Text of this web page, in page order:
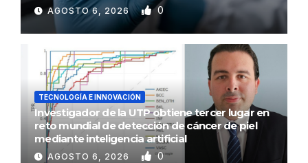
AGOSTO 6, 2026 0
TECNOLOGÍA E INNOVACIÓN
Investigador de la UTP obtiene tercer lugar en
reto mundial de detección de cáncer de piel
mediante inteligencia artificial
AGOSTO 6, 2026 0